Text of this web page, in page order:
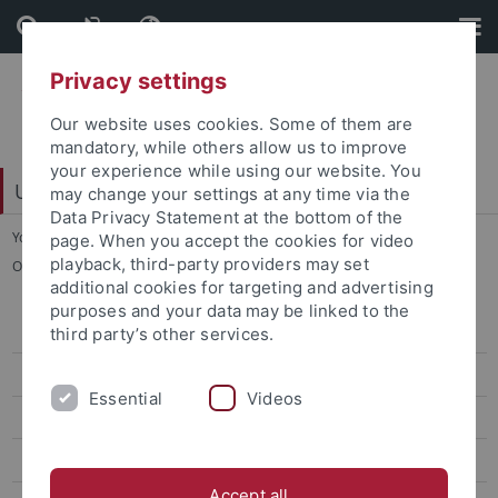
Skip
to
content
Skip
to
footer
Universitätsbibliothek
You are here: Startseite
...
Open-Access-Publikationsfonds – Bücher
Wege zu Open Access
Open-Access-Publikationsfonds – Bücher
Privacy settings
Our website uses cookies. Some of them are
mandatory, while others allow us to improve
your experience while using our website. You
may change your settings at any time via the
Data Privacy Statement at the bottom of the
page. When you accept the cookies for video
playback, third-party providers may set
additional cookies for targeting and advertising
purposes and your data may be linked to the
third party’s other services.
Essential Videos